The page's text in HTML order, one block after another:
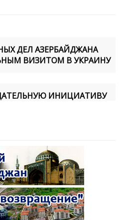
ВИЗИТОМ В УКРАИНУ
С Т.Н.
ОПАСНОСТЬ ОСТАЕТСЯ
АЗЕРБАЙДЖАНА
ИЛЬХАМА АЛИЕВА В
СТРАТЕГИЧЕСКОГО